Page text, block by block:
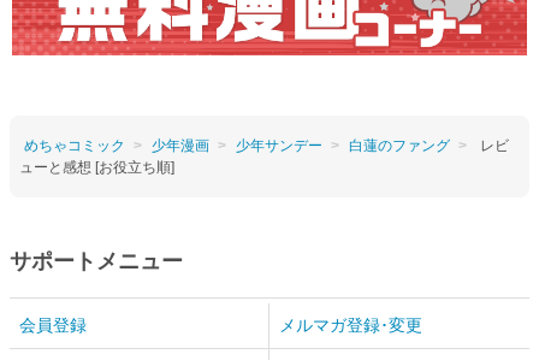
めちゃコミック 少年漫画 少年サンデー 白蓮のファング
レビ
ューと感想 [お役立ち順]
サポートメニュー
会員登録 メルマガ登録･変更